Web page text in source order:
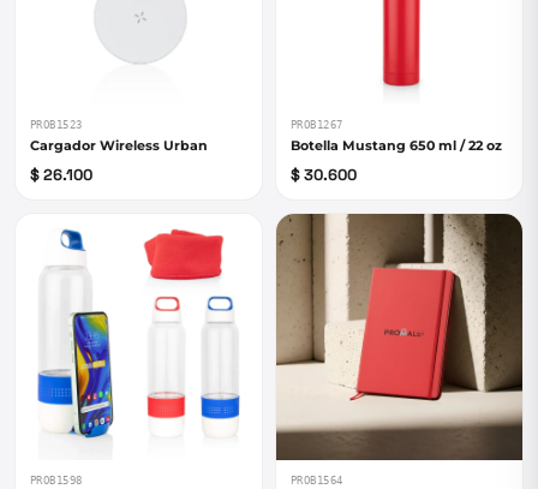
PROB1523
Cargador Wireless Urban
$ 26.100
PROB1267
Botella Mustang 650 ml / 22 oz
$ 30.600
PROB1598 PROB1564